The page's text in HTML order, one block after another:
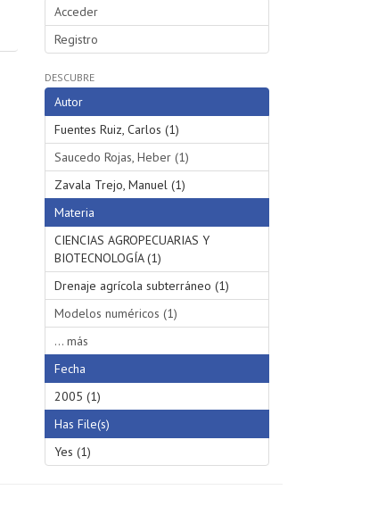
Acceder
Registro
DESCUBRE
Autor
Fuentes Ruiz, Carlos (1)
Saucedo Rojas, Heber (1)
Zavala Trejo, Manuel (1)
Materia
CIENCIAS AGROPECUARIAS Y
BIOTECNOLOGÍA (1)
Drenaje agrícola subterráneo (1)
Modelos numéricos (1)
... más
Fecha
2005 (1)
Has File(s)
Yes (1)